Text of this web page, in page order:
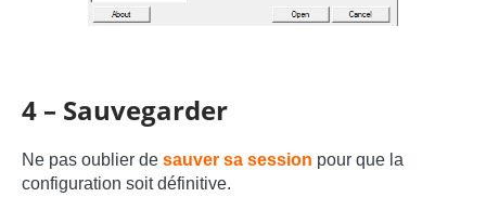
4 – Sauvegarder
Ne pas oublier de sauver sa session pour que la
configuration soit définitive.